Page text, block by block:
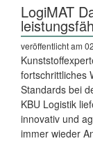
LogiMAT
veröffentlicht am
fortschrittliches
Standards bei
KBU Logistik
innovativ und
immer wieder